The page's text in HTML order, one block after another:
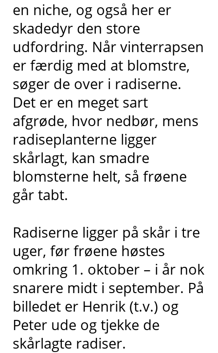
en niche, og også her er
skadedyr den store
udfordring. Når vinterrapsen
er færdig med at blomstre,
søger de over i radiserne.
Det er en meget sart
afgrøde, hvor nedbør, mens
radiseplanterne ligger
skårlagt, kan smadre
blomsterne helt, så frøene
går tabt.
Radiserne ligger på skår i tre
uger, før frøene høstes
omkring 1. oktober – i år nok
snarere midt i september. På
billedet er Henrik (t.v.) og
Peter ude og tjekke de
skårlagte radiser.